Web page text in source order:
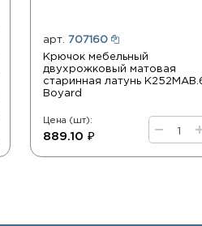
арт. 707160
Крючок мебельный
двухрожковый матовая
старинная латунь
Boyard
Цена (шт):
889.10 ₽